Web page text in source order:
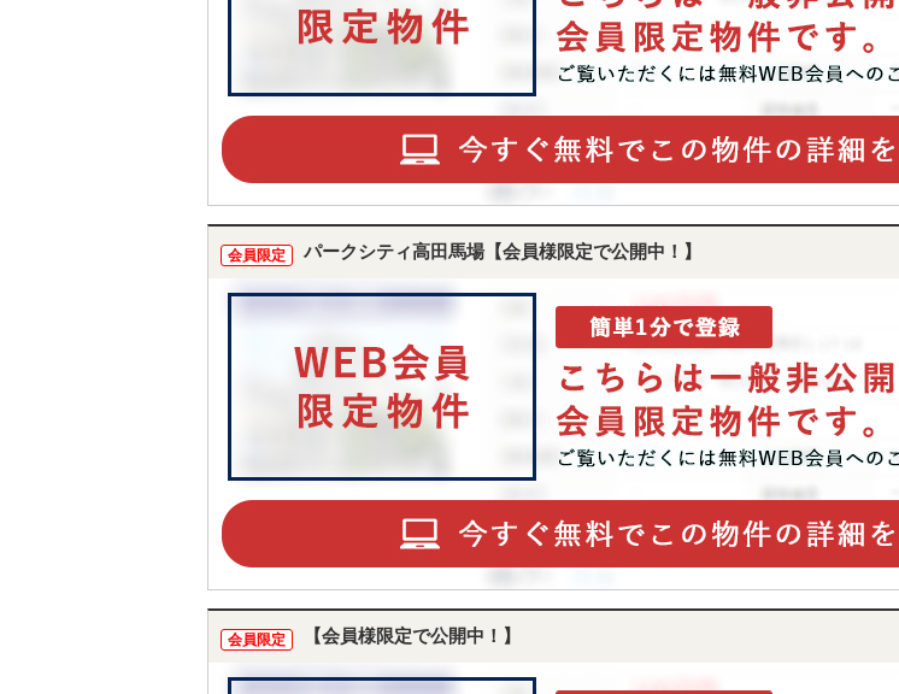
会員限定 パークシティ高田馬場【会員様限定で公開中！】
会員限定 【会員様限定で公開中！】